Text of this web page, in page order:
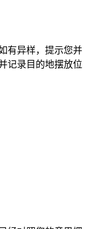
有异样，提示您并
记录目的地摆放位